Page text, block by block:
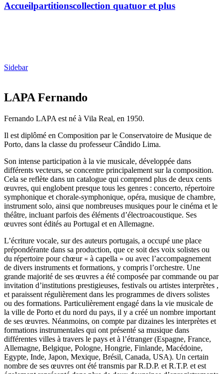
Accueilpartitionscollection quatuor et plus
Sidebar
LAPA Fernando
Fernando LAPA est né à Vila Real, en 1950.
Il est diplômé en Composition par le Conservatoire de Musique de
Porto, dans la classe du professeur Cândido Lima.
Son intense participation à la vie musicale, développée dans
différents vecteurs, se concentre principalement sur la composition.
Cela se reflète dans un catalogue qui comprend plus de deux cents
œuvres, qui englobent presque tous les genres : concerto, répertoire
symphonique et chorale-symphonique, opéra, musique de chambre,
instrument solo, ainsi que nombreuses musiques pour le cinéma et le
théâtre, incluant parfois des éléments d’électroacoustique. Ses
œuvres sont édités au Portugal et en Allemagne.
L’écriture vocale, sur des auteurs portugais, a occupé une place
prépondérante dans sa production, que ce soit des voix solistes ou
du répertoire pour chœur « à capella » ou avec l’accompagnement
de divers instruments et formations, y compris l’orchestre. Une
grande majorité de ses œuvres a été composée par commande ou par
invitation d’institutions prestigieuses, festivals ou artistes interprètes ,
et paraissent régulièrement dans les programmes de divers solistes
ou des formations. Particulièrement engagé dans la vie musicale de
la ville de Porto et du nord du pays, il y a créé un nombre important
de ses œuvres. Néanmoins, on compte par dizaines les interprètes et
formations instrumentales qui ont présenté sa musique dans
différentes villes à travers le pays et à l’étranger (Espagne, France,
Allemagne, Belgique, Pologne, Hongrie, Finlande, Macédoine,
Egypte, Inde, Japon, Mexique, Brésil, Canada, USA). Un certain
nombre de ses œuvres ont été transmis par R.D.P. et R.T.P. et est